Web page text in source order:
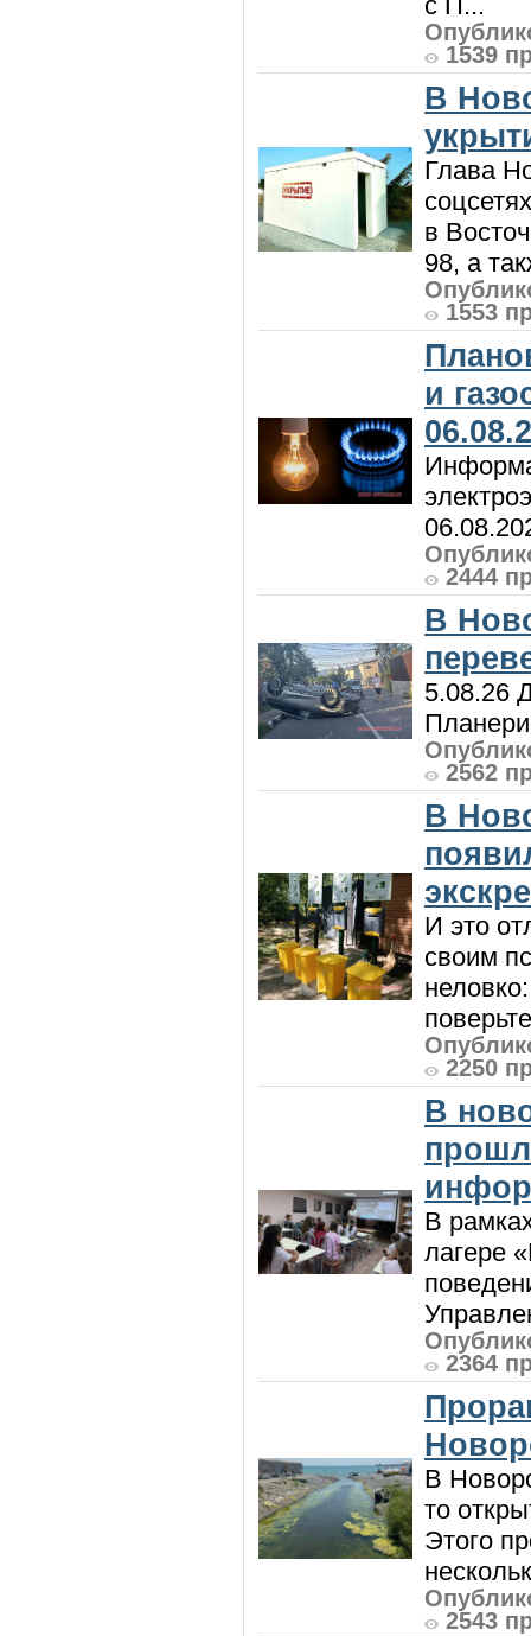
1539
В
Глава
в
98, а
1553
и
2444
В
5.08.26
2562
В
И это
своим
2250
В
В
лагере
2364
В
то
Этого
2543